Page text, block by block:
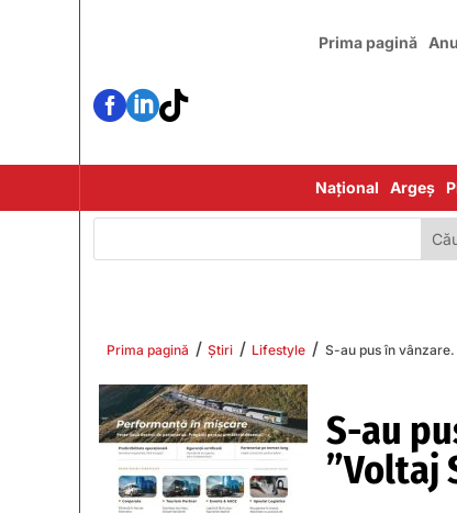
Prima pagină

Național Argeș
Prima pagină / Știri / Lifestyle / S-au pus în
S-au
”Voltaj